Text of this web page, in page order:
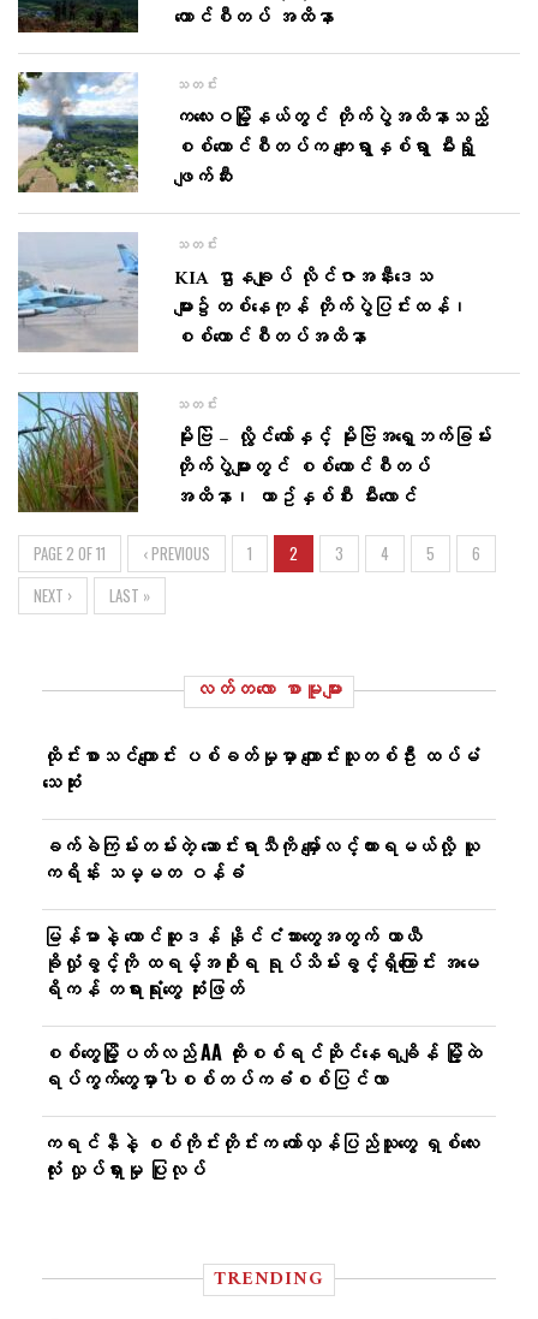
ကောင်စီတပ် အထိနာ
သတင်း
ကလေးဝမြို့နယ်တွင် တိုက်ပွဲအထိနာသည့်
စစ်ကောင်စီတပ်က ကျေးရွာနှစ်ရွာ မီးရှို့
ဖျက်ဆီး
သတင်း
KIA ဌာနချုပ် လိုင်ဇာအနီးဒေသ
များ၌တစ်နေကုန် တိုက်ပွဲပြင်းထန်၊
စစ်ကောင်စီတပ်အထိနာ
သတင်း
မိုးဗြဲ – လွိုင်ကော်နှင့် မိုးဗြဲအရှေ့ဘက်ခြမ်း
တိုက်ပွဲများတွင် စစ်ကောင်စီတပ်
အထိနာ၊ ယာဥ်နှစ်စီး မီးလောင်
PAGE 2 OF 11 ‹ PREVIOUS 1 2 3 4 5
6
NEXT ›
LAST »
လတ်တ‌လော စာမူများ
ထိုင်းစာသင်ကျောင်း ပစ်ခတ်မှုမှာ ကျောင်းသူတစ်ဦး ထပ်မံ
သေဆုံး
ခက်ခဲကြမ်းတမ်းတဲ့ ဆောင်းရာသီကို မျှော်လင့်ထားရမယ်လို့ ယူ
ကရိန်း သမ္မတ ဝန်ခံ
မြန်မာနဲ့ တောင်ဆူဒန် နိုင်ငံသားတွေအတွက် ယာယီ
ခိုလှုံခွင့်ကို ထရမ့်အစိုးရ ရုပ်သိမ်းခွင့်ရှိကြောင်း အမေ
ရိကန် တရားရုံးတွေ ဆုံးဖြတ်
စစ်တွေမြို့ပတ်လည် AA ထိုးစစ်ရင်ဆိုင်နေရချိန် မြို့ထဲ
ရပ်ကွက်တွေမှာပါစစ်တပ်ကခံစစ်ပြင်လာ
ကရင်နီနဲ့ စစ်ကိုင်းတိုင်းက တော်လှန်ပြည်သူတွေ ရှစ်လေး
လုံး လှုပ်ရှားမှု ပြုလုပ်
TRENDING